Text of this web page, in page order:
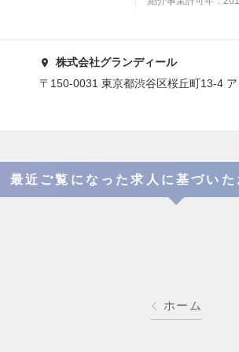
株式会社グランディール
〒150-0031 東京都渋谷区桜丘町13-4
最近ご覧になった求人に基づいた
ホーム